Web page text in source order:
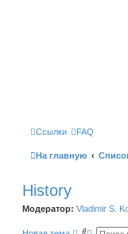
Ссылки FAQ
На главную
History
Модератор: Vladimir S.
П Р